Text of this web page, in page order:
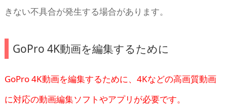
きない不具合が発生する場合があります。
GoPro 4K動画を編集するために
GoPro 4K動画を編集するために、4Kなどの高画質動画
に対応の動画編集ソフトやアプリが必要です。